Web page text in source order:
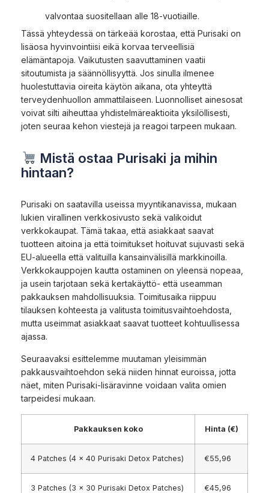
valvontaa suositellaan alle 18-vuotiaille.
Tässä yhteydessä on tärkeää korostaa, että Purisaki on
lisäosa hyvinvointiisi eikä korvaa terveellisiä
elämäntapoja. Vaikutusten saavuttaminen vaatii
sitoutumista ja säännöllisyyttä. Jos sinulla ilmenee
huolestuttavia oireita käytön aikana, ota yhteyttä
terveydenhuollon ammattilaiseen. Luonnolliset ainesosat
voivat silti aiheuttaa yhdistelmäreaktioita yksilöllisesti,
joten seuraa kehon viestejä ja reagoi tarpeen mukaan.
Mistä ostaa Purisaki ja mihin
hintaan?
Purisaki on saatavilla useissa myyntikanavissa, mukaan
lukien virallinen verkkosivusto sekä valikoidut
verkkokaupat. Tämä takaa, että asiakkaat saavat
tuotteen aitoina ja että toimitukset hoituvat sujuvasti sekä
EU-alueella että valituilla kansainvälisillä markkinoilla.
Verkkokauppojen kautta ostaminen on yleensä nopeaa,
ja usein tarjotaan sekä kertakäyttö- että useamman
pakkauksen mahdollisuuksia. Toimitusaika riippuu
tilauksen kohteesta ja valitusta toimitusvaihtoehdosta,
mutta useimmat asiakkaat saavat tuotteet kohtuullisessa
ajassa.
Seuraavaksi esittelemme muutaman yleisimmän
pakkausvaihtoehdon sekä niiden hinnat euroissa, jotta
näet, miten Purisaki-lisäravinne voidaan valita omien
tarpeidesi mukaan.
Pakkauksen koko Hinta (€)
4 Patches (4 x 40 Purisaki Detox Patches) €55,96
3 Patches (3 x 30 Purisaki Detox Patches) €45,96